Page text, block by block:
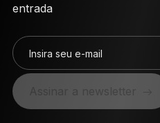
entrada
Insira seu e-mail